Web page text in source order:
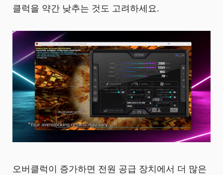
클럭을 약간 낮추는 것도 고려하세요.
오버클럭이 증가하면 전원 공급 장치에서 더 많은